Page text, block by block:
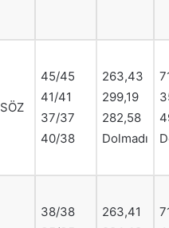
SÖZ
45/45
41/41
37/37
40/38
263,43
299,19
282,58
Dolmadı
38/38
263,41